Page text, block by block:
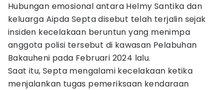
Hubungan emosional antara Helmy Santika dan
keluarga Aipda Septa disebut telah terjalin sejak
insiden kecelakaan beruntun yang menimpa
anggota polisi tersebut di kawasan Pelabuhan
Bakauheni pada Februari 2024 lalu.
Saat itu, Septa mengalami kecelakaan ketika
menjalankan tugas pemeriksaan kendaraan